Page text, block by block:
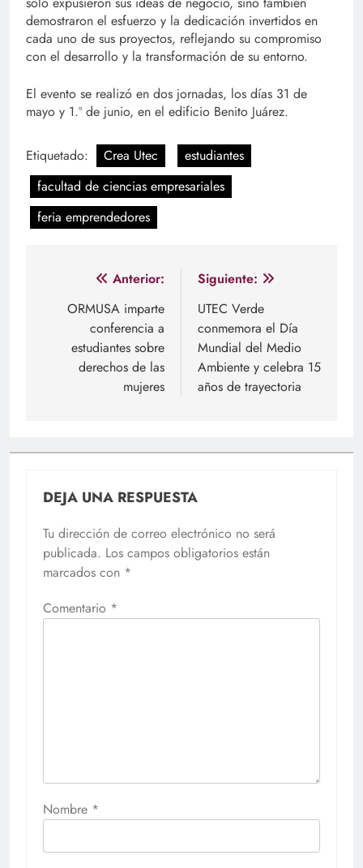
demostraron el esfuerzo y la dedicación invertidos en
cada uno de sus proyectos, reflejando su compromiso
con el desarrollo y la transformación de su entorno.
El evento se realizó en dos jornadas, los días 31 de
mayo y 1.º de junio, en el edificio Benito Juárez.
Etiquetado: Crea Utec
estudiantes
facultad de ciencias empresariales
feria emprendedores
Navegación
entradas
Anterior:
ORMUSA imparte
conferencia a
estudiantes sobre
derechos de las
mujeres
Siguiente:
UTEC Verde
conmemora el Día
Mundial del Medio
Ambiente y celebra 15
años de trayectoria
DEJA UNA RESPUESTA
Tu dirección de correo electrónico no será
publicada. Los campos obligatorios están
marcados con *
Comentario *
Nombre *